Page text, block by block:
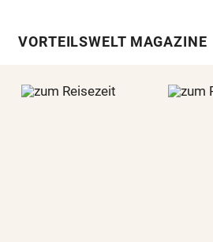
VORTEILSWELT MAGAZINE